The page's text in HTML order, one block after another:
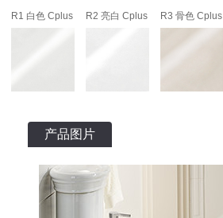
R1 白色 Cplus R2 亮白 Cplus R3 骨色 Cplus
产品图片